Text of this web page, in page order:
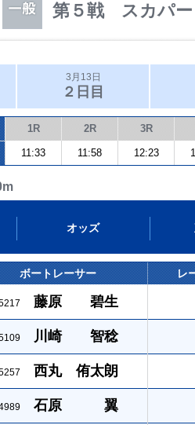
第５戦 スカパー
3月13日
２日目
1R 2R 3R
11:33 11:58 12:23
オッズ
ボートレーサー レ
藤原 碧生
川崎 智稔
西丸 侑太朗
石原 翼